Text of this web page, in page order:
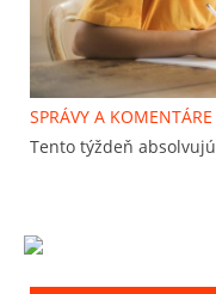
SPRÁVY A KOMENTÁRE
Tento týždeň